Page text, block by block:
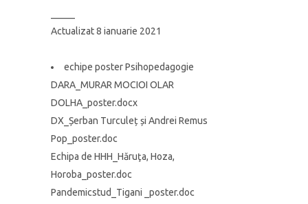
Actualizat 8 ianuarie 2021
echipe poster Psihopedagogie
DARA_MURAR MOCIOI OLAR
DOLHA_poster.docx
DX_Șerban Turculeț și Andrei Remus
Pop_poster.doc
Echipa de HHH_Hăruţa, Hoza,
Horoba_poster.doc
Pandemicstud_Tigani _poster.doc